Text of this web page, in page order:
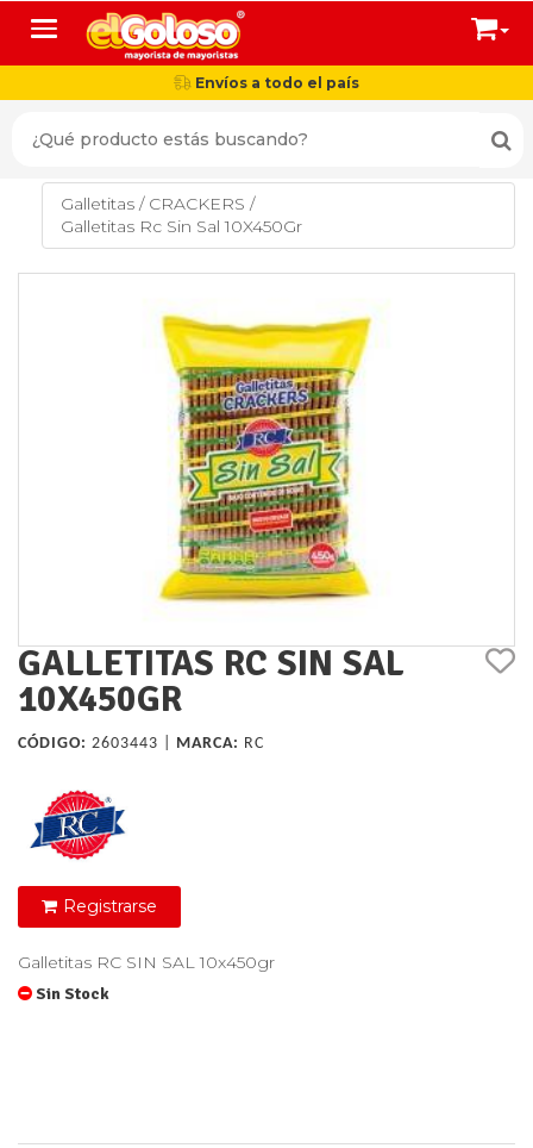
Toggle navigation
Envíos a todo el país
Galletitas / CRACKERS /
Galletitas Rc Sin Sal 10X450Gr
GALLETITAS RC SIN SAL
10X450GR
CÓDIGO: 2603443 | MARCA: RC
Registrarse
Galletitas RC SIN SAL 10x450gr
Sin Stock